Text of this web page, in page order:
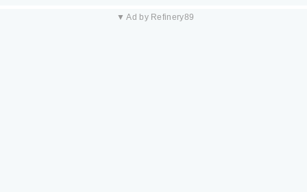
▼ Ad by Refinery89